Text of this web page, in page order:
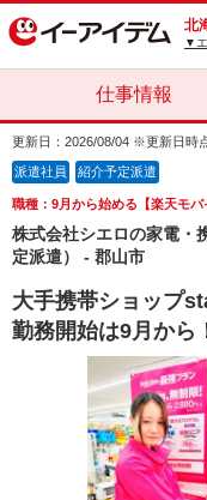
北
▼
仕事情報
更新日：2026/08/04 ※更新日時
派遣社員 紹介予定派遣
職種：9月から始める【楽天モ
株式会社シエロの家電・
定派遣） - 郡山市
大手携帯ショップ
勤務開始は9月から